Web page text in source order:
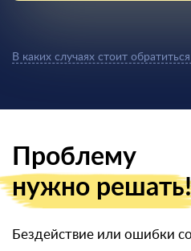
В каких случаях стоит
Проблему
нужно решать!
Бездействие или ошибки